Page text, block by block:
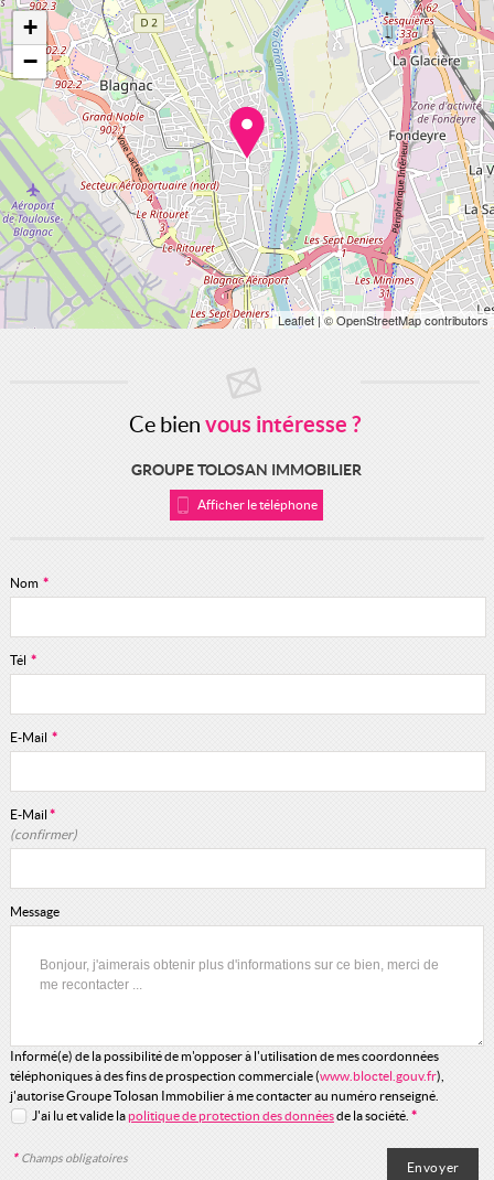
+
−
Leaflet| © OpenStreetMap contributors
Ce bien vous intéresse ?
GROUPE TOLOSAN IMMOBILIER
Afficher le téléphone
Nom *
Tél *
E-Mail *
E-Mail*
(confirmer)
Message
Informé(e) de la possibilité de m'opposer à l'utilisation de mes coordonnées
téléphoniques à des fins de prospection commerciale (www.bloctel.gouv.fr),
j'autorise Groupe Tolosan Immobilier à me contacter au numéro renseigné.
J'ai lu et valide lapolitique de protection des donnéesde la société. *
* Champs obligatoires